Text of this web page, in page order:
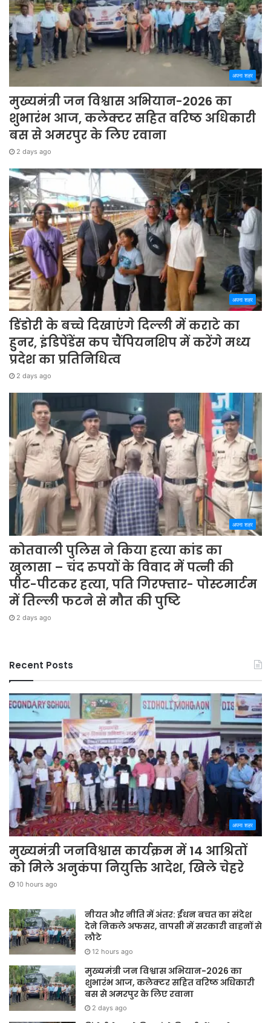
अपना शहर
मुख्यमंत्री जन विश्वास अभियान-2026 का
शुभारंभ आज, कलेक्टर सहित वरिष्ठ अधिकारी
बस से अमरपुर के लिए रवाना
2 days ago
अपना शहर
डिंडोरी के बच्चे दिखाएंगे दिल्ली में कराटे का
हुनर, इंडिपेंडेंस कप चैंपियनशिप में करेंगे मध्य
प्रदेश का प्रतिनिधित्व
2 days ago
अपना शहर
कोतवाली पुलिस ने किया हत्या कांड का
खुलासा – चंद रुपयों के विवाद में पत्नी की
पीट-पीटकर हत्या, पति गिरफ्तार- पोस्टमार्टम
में तिल्ली फटने से मौत की पुष्टि
2 days ago
Recent Posts
अपना शहर
मुख्यमंत्री जनविश्वास कार्यक्रम में 14 आश्रितों
को मिले अनुकंपा नियुक्ति आदेश, खिले चेहरे
10 hours ago
नीयत और नीति में अंतर: ईंधन बचत का संदेश
देने निकले अफसर, वापसी में सरकारी वाहनों से
लौटे
12 hours ago
मुख्यमंत्री जन विश्वास अभियान-2026 का
शुभारंभ आज, कलेक्टर सहित वरिष्ठ अधिकारी
बस से अमरपुर के लिए रवाना
2 days ago